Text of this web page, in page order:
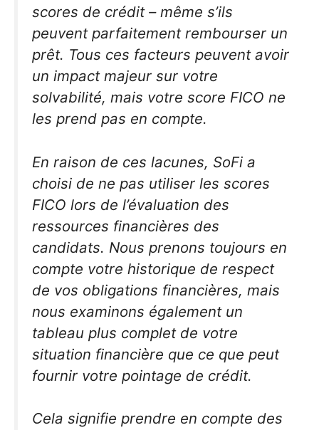
scores de crédit – même s’ils
peuvent parfaitement rembourser un
prêt. Tous ces facteurs peuvent avoir
un impact majeur sur votre
solvabilité, mais votre score FICO ne
les prend pas en compte.
En raison de ces lacunes, SoFi a
choisi de ne pas utiliser les scores
FICO lors de l’évaluation des
ressources financières des
candidats. Nous prenons toujours en
compte votre historique de respect
de vos obligations financières, mais
nous examinons également un
tableau plus complet de votre
situation financière que ce que peut
fournir votre pointage de crédit.
Cela signifie prendre en compte des